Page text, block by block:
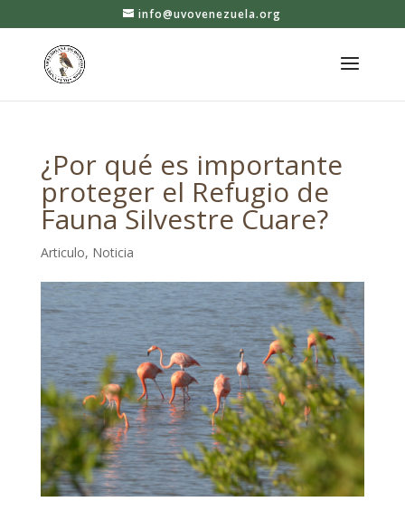
info@uvovenezuela.org
¿Por qué es importante
proteger el Refugio de
Fauna Silvestre Cuare?
Articulo, Noticia